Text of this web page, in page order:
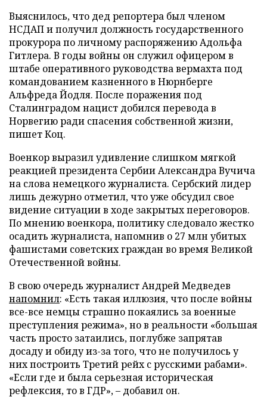
Выяснилось, что дед репортера был членом
НСДАП и получил должность государственного
прокурора по личному распоряжению Адольфа
Гитлера. В годы войны он служил офицером в
штабе оперативного руководства вермахта под
командованием казненного в Нюрнберге
Альфреда Йодля. После поражения под
Сталинградом нацист добился перевода в
Норвегию ради спасения собственной жизни,
пишет Коц.
Военкор выразил удивление слишком мягкой
реакцией президента Сербии Александра Вучича
на слова немецкого журналиста. Сербский лидер
лишь дежурно отметил, что уже обсудил свое
видение ситуации в ходе закрытых переговоров.
По мнению военкора, политику следовало жестко
осадить журналиста, напомнив о 27 млн убитых
фашистами советских граждан во время Великой
Отечественной войны.
В свою очередь журналист Андрей Медведев
напомнил: «Есть такая иллюзия, что после войны
все-все немцы страшно покаялись за военные
преступления режима», но в реальности «большая
часть просто затаились, поглубже запрятав
досаду и обиду из-за того, что не получилось у
них построить Третий рейх с русскими рабами».
«Если где и была серьезная историческая
рефлексия, то в ГДР», – добавил он.